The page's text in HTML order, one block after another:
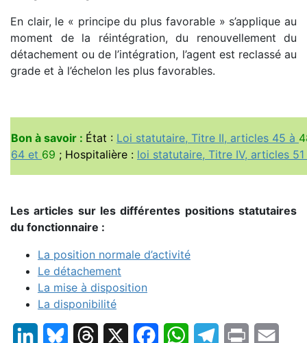
En clair, le « principe du plus favorable » s’applique au
moment de la réintégration, du renouvellement du
détachement ou de l’intégration, l’agent est reclassé au
grade et à l’échelon les plus favorables.
Bon à savoir : État : Loi statutaire, Titre II, articles 45 à
64 et 69 ; Hospitalière : loi statutaire, Titre IV, articles 51
Les articles sur les différentes positions statutaires
du fonctionnaire :
La position normale d’activité
Le détachement
La mise à disposition
La disponibilité
LinkedInBluesky Threads FacebookWhatsAppTelegram
Print